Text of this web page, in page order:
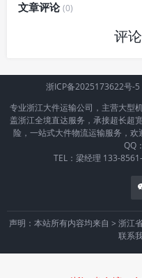
文章评论(0)
评
浙ICP备2025173622号-5
专业浙江大件运输公司，主营大型
盖浙江全境直达服务，承接超长超
险，一站式大件物流运输服务，欢
QQ
TEL：梁经理 133-
声明：本站所有内容均来自 > 浙江
联系